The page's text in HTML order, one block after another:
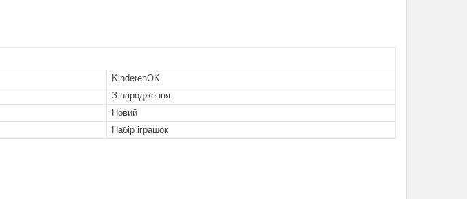
KinderenOK
З народження
Новий
Набір іграшок